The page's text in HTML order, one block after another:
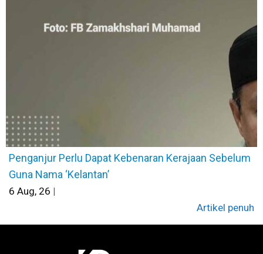
Penganjur Perlu Dapat Kebenaran Kerajaan Sebelum
Guna Nama ‘Kelantan’
6 Aug, 26 |
Artikel penuh